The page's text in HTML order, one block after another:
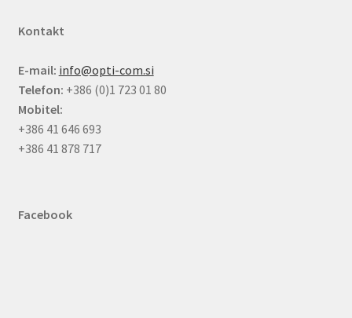
Kontakt
E-mail: info@opti-com.si
Telefon: +386 (0)1 723 01 80
Mobitel:
+386 41 646 693
+386 41 878 717
Facebook